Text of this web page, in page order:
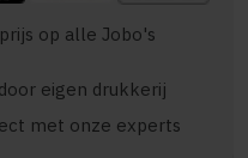
op alle Jobo's
eigen drukkerij
met onze experts